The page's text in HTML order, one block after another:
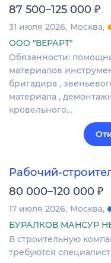
87 500–125 000 ₽
31 июля 2026 Москва
ООО "ВЕРАРТ"
Обязанности:
материалов
бригадира ,
материала ,
кровельного…
Рабочий-
80 000–120 000 ₽
17 июля 2026 Москва
БУРАЛКОВ МАНСУР
В строительную
требуются